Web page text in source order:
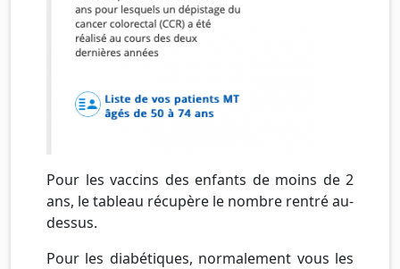
Pour les vaccins des enfants de moins de 2
ans, le tableau récupère le nombre rentré au-
dessus.
Pour les diabétiques, normalement vous les